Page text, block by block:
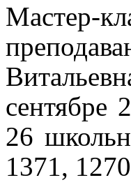
Мастер-
сентябре
26
1371,